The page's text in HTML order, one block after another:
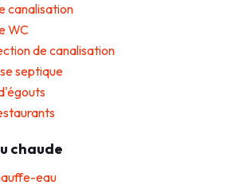
canalisation
WC
de canalisation
septique
chaude
eau